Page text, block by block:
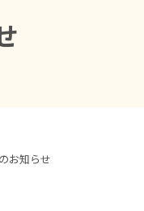
お知らせ